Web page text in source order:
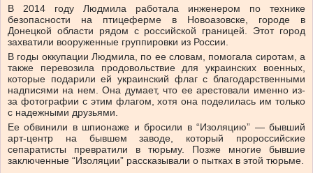
В 2014 году Людмила работала инженером по технике
безопасности на птицеферме в Новоазовске, городе в
Донецкой области рядом с российской границей. Этот город
захватили вооруженные группировки из России.
В годы оккупации Людмила, по ее словам, помогала сиротам, а
также перевозила продовольствие для украинских военных,
которые подарили ей украинский флаг с благодарственными
надписями на нем. Она думает, что ее арестовали именно из-
за фотографии с этим флагом, хотя она поделилась им только
с надежными друзьями.
Ее обвинили в шпионаже и бросили в “Изоляцию” — бывший
арт-центр на бывшем заводе, который пророссийские
сепаратисты превратили в тюрьму. Позже многие бывшие
заключенные “Изоляции” рассказывали о пытках в этой тюрьме.